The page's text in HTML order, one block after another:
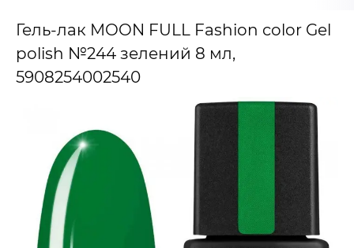
Гель-лак MOON FULL Fashion color Gel
polish №244 зелений 8 мл,
5908254002540